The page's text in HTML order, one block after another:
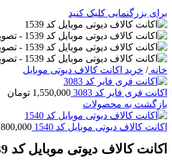
برای بزرگنمایی کلیک کنید
خانه/ خرید اکانت کالاف دیوتی موبایل
اکانت فری فایر کد 3083 1,550,000 تومان
بازگشت به محصولات
اکانت کالاف دیوتی موبایل کد 1540 800,000
اکانت کالاف دیوتی موبایل کد 1539